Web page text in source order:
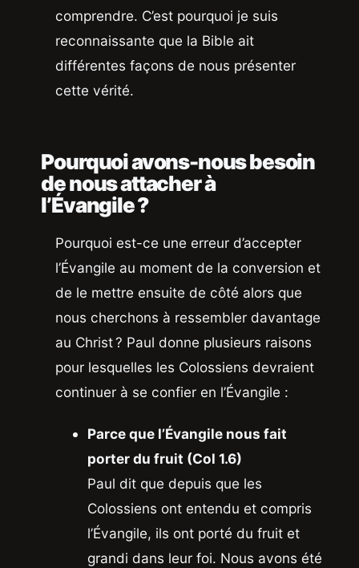
comprendre. C’est pourquoi je suis
reconnaissante que la Bible ait
différentes façons de nous présenter
cette vérité.
Pourquoi avons-nous besoin
de nous attacher à
l’Évangile ?
Pourquoi est-ce une erreur d’accepter
l’Évangile au moment de la conversion et
de le mettre ensuite de côté alors que
nous cherchons à ressembler davantage
au Christ ? Paul donne plusieurs raisons
pour lesquelles les Colossiens devraient
continuer à se confier en l’Évangile :
Parce que l’Évangile nous fait
porter du fruit (Col 1.6)
Paul dit que depuis que les
Colossiens ont entendu et compris
l’Évangile, ils ont porté du fruit et
grandi dans leur foi. Nous avons été